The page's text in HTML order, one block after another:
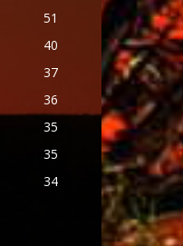
51
40
37
36
35
35
34